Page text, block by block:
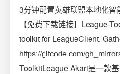
3分钟配置英雄联盟本地化智
【免费下载链接】League-
toolkit for LeagueClient.
https://gitcode.com/
ToolkitLeague Akari是一款